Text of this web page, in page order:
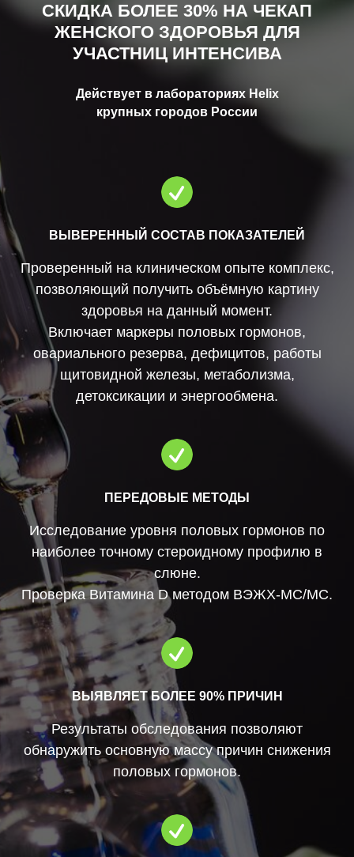
СКИДКА БОЛЕЕ 30% НА ЧЕКАП
ЖЕНСКОГО ЗДОРОВЬЯ ДЛЯ
УЧАСТНИЦ ИНТЕНСИВА
Действует в лабораториях Helix
крупных городов России
ВЫВЕРЕННЫЙ СОСТАВ ПОКАЗАТЕЛЕЙ
Проверенный на клиническом опыте комплекс,
позволяющий получить объёмную картину
здоровья на данный момент.
Включает маркеры половых гормонов,
овариального резерва, дефицитов, работы
щитовидной железы, метаболизма,
детоксикации и энергообмена.
ПЕРЕДОВЫЕ МЕТОДЫ
Исследование уровня половых гормонов по
наиболее точному стероидному профилю в
слюне.
Проверка Витамина D методом ВЭЖХ-МС/МС.
ВЫЯВЛЯЕТ БОЛЕЕ 90% ПРИЧИН
Результаты обследования позволяют
обнаружить основную массу причин снижения
половых гормонов.